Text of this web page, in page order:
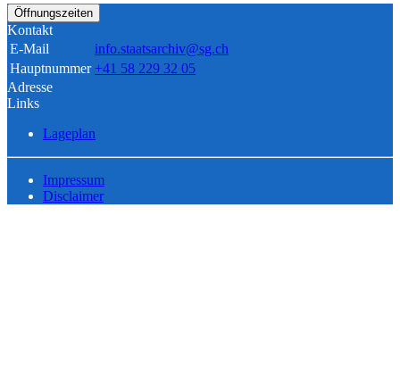
Öffnungszeiten
Kontakt
E-Mail
info.staatsarchiv@sg.ch
Hauptnummer +41 58 229 32 05
Adresse
Links
Lageplan
Impressum
Disclaimer